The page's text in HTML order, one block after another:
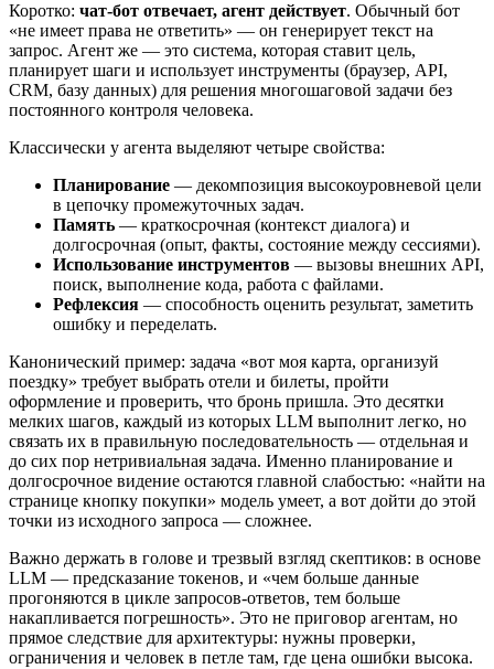
Коротко: чат-бот отвечает, агент действует. Обычный бот
«не имеет права не ответить» — он генерирует текст на
запрос. Агент же — это система, которая ставит цель,
планирует шаги и использует инструменты (браузер, API,
CRM, базу данных) для решения многошаговой задачи без
постоянного контроля человека.
Классически у агента выделяют четыре свойства:
Планирование — декомпозиция высокоуровневой цели
в цепочку промежуточных задач.
Память — краткосрочная (контекст диалога) и
долгосрочная (опыт, факты, состояние между сессиями).
Использование инструментов — вызовы внешних API,
поиск, выполнение кода, работа с файлами.
Рефлексия — способность оценить результат, заметить
ошибку и переделать.
Канонический пример: задача «вот моя карта, организуй
поездку» требует выбрать отели и билеты, пройти
оформление и проверить, что бронь пришла. Это десятки
мелких шагов, каждый из которых LLM выполнит легко, но
связать их в правильную последовательность — отдельная и
до сих пор нетривиальная задача. Именно планирование и
долгосрочное видение остаются главной слабостью: «найти на
странице кнопку покупки» модель умеет, а вот дойти до этой
точки из исходного запроса — сложнее.
Важно держать в голове и трезвый взгляд скептиков: в основе
LLM — предсказание токенов, и «чем больше данные
прогоняются в цикле запросов-ответов, тем больше
накапливается погрешность». Это не приговор агентам, но
прямое следствие для архитектуры: нужны проверки,
ограничения и человек в петле там, где цена ошибки высока.